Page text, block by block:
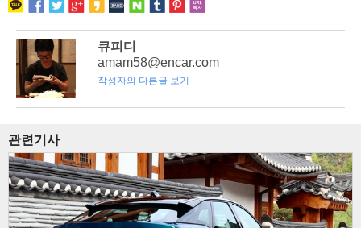
큐피디
amam58@encar.com
작성자의 다른글 보기
관련기사